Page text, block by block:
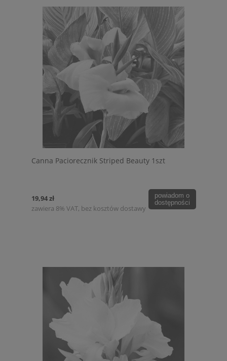
Canna Paciorecznik Striped Beauty 1szt
19,94 zł
zawiera 8% VAT, bez kosztów dostawy
powiadom o
dostępności